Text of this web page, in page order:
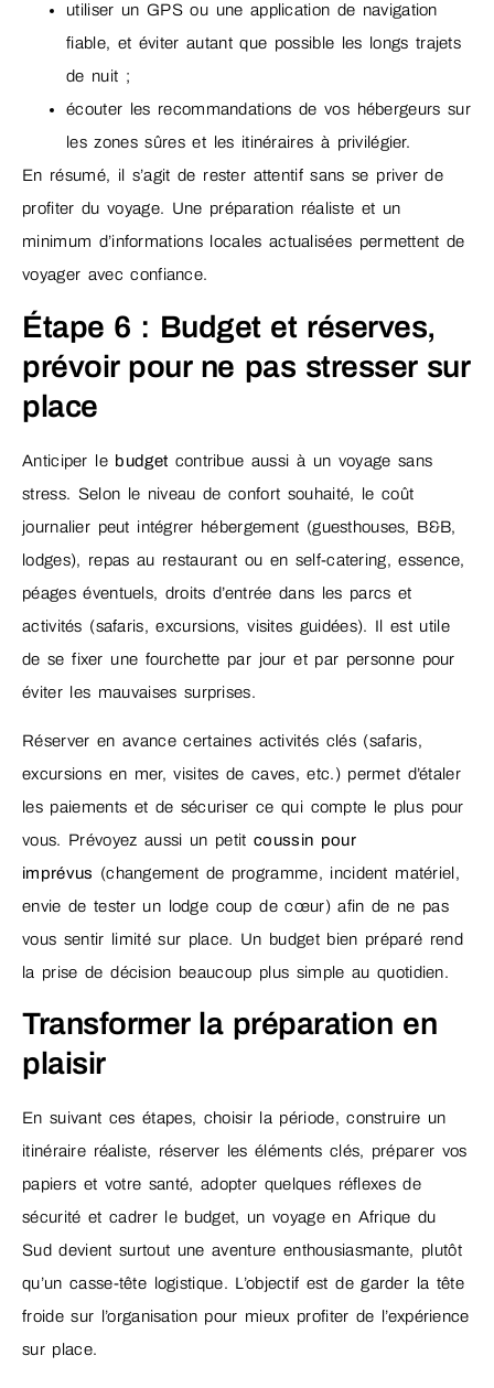
utiliser un GPS ou une application de navigation
fiable, et éviter autant que possible les longs trajets
de nuit ;
écouter les recommandations de vos hébergeurs sur
les zones sûres et les itinéraires à privilégier.
En résumé, il s’agit de rester attentif sans se priver de
profiter du voyage. Une préparation réaliste et un
minimum d’informations locales actualisées permettent de
voyager avec confiance.
Étape 6 : Budget et réserves,
prévoir pour ne pas stresser sur
place
Anticiper le budget contribue aussi à un voyage sans
stress. Selon le niveau de confort souhaité, le coût
journalier peut intégrer hébergement (guesthouses, B&B,
lodges), repas au restaurant ou en self-catering, essence,
péages éventuels, droits d’entrée dans les parcs et
activités (safaris, excursions, visites guidées). Il est utile
de se fixer une fourchette par jour et par personne pour
éviter les mauvaises surprises.
Réserver en avance certaines activités clés (safaris,
excursions en mer, visites de caves, etc.) permet d’étaler
les paiements et de sécuriser ce qui compte le plus pour
vous. Prévoyez aussi un petitcoussin pour
imprévus (changement de programme, incident matériel,
envie de tester un lodge coup de cœur) afin de ne pas
vous sentir limité sur place. Un budget bien préparé rend
la prise de décision beaucoup plus simple au quotidien.
Transformer la préparation en
plaisir
En suivant ces étapes, choisir la période, construire un
itinéraire réaliste, réserver les éléments clés, préparer vos
papiers et votre santé, adopter quelques réflexes de
sécurité et cadrer le budget, un voyage en Afrique du
Sud devient surtout une aventure enthousiasmante, plutôt
qu’un casse-tête logistique. L’objectif est de garder la tête
froide sur l’organisation pour mieux profiter de l’expérience
sur place.